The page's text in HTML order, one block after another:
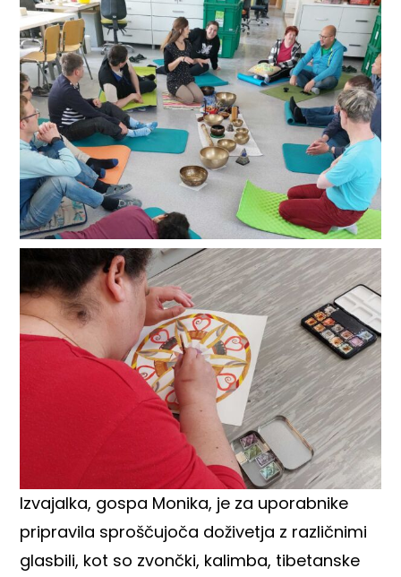
Izvajalka, gospa Monika, je za uporabnike
pripravila sproščujoča doživetja z različnimi
glasbili, kot so zvončki, kalimba, tibetanske